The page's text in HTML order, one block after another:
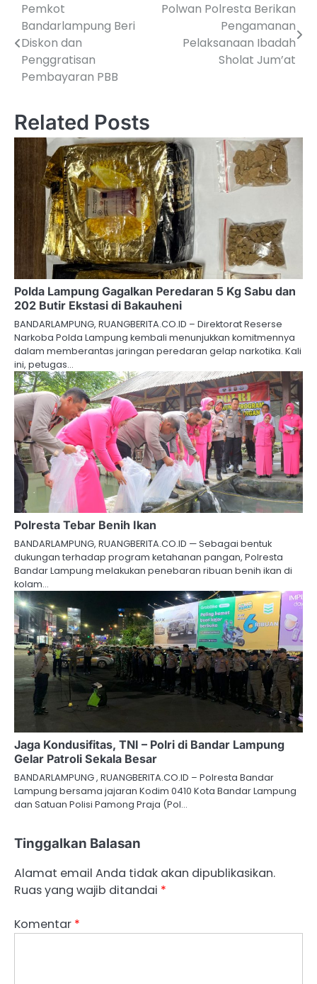
Navigasi
pos
Pemkot
Bandarlampung Beri
Diskon dan
Penggratisan
Pembayaran PBB
Polwan Polresta Berikan
Pengamanan
Pelaksanaan Ibadah
Sholat Jum’at
Related Posts
Polda Lampung Gagalkan Peredaran 5 Kg Sabu dan
202 Butir Ekstasi di Bakauheni
BANDARLAMPUNG, RUANGBERITA.CO.ID – Direktorat Reserse
Narkoba Polda Lampung kembali menunjukkan komitmennya
dalam memberantas jaringan peredaran gelap narkotika. Kali
ini, petugas…
Polresta Tebar Benih Ikan
BANDARLAMPUNG, RUANGBERITA.CO.ID — Sebagai bentuk
dukungan terhadap program ketahanan pangan, Polresta
Bandar Lampung melakukan penebaran ribuan benih ikan di
kolam…
Jaga Kondusifitas, TNI – Polri di Bandar Lampung
Gelar Patroli Sekala Besar
BANDARLAMPUNG , RUANGBERITA.CO.ID – Polresta Bandar
Lampung bersama jajaran Kodim 0410 Kota Bandar Lampung
dan Satuan Polisi Pamong Praja (Pol…
Tinggalkan Balasan
Alamat email Anda tidak akan dipublikasikan.
Ruas yang wajib ditandai *
Komentar *